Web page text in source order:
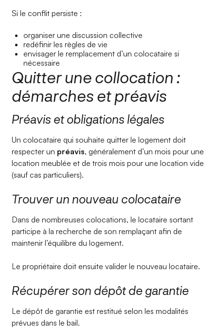
Si le conflit persiste :
organiser une discussion collective
redéfinir les règles de vie
envisager le remplacement d’un colocataire si
nécessaire
Quitter une collocation :
démarches et préavis
Préavis et obligations légales
Un colocataire qui souhaite quitter le logement doit
respecter un préavis, généralement d’un mois pour une
location meublée et de trois mois pour une location vide
(sauf cas particuliers).
Trouver un nouveau colocataire
Dans de nombreuses colocations, le locataire sortant
participe à la recherche de son remplaçant afin de
maintenir l’équilibre du logement.
Le propriétaire doit ensuite valider le nouveau locataire.
Récupérer son dépôt de garantie
Le dépôt de garantie est restitué selon les modalités
prévues dans le bail.